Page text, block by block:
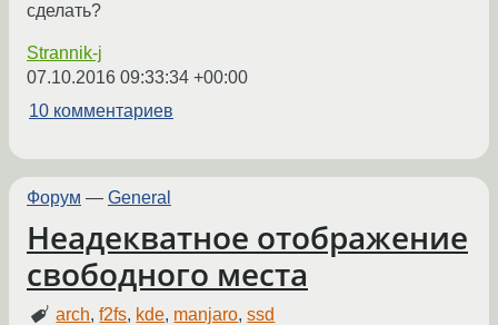
сделать?
Strannik-j
07.10.2016 09:33:34 +00:00
10 комментариев
Форум — General
Неадекватное отображение
свободного места
arch,f2fs, kde, manjaro,ssd